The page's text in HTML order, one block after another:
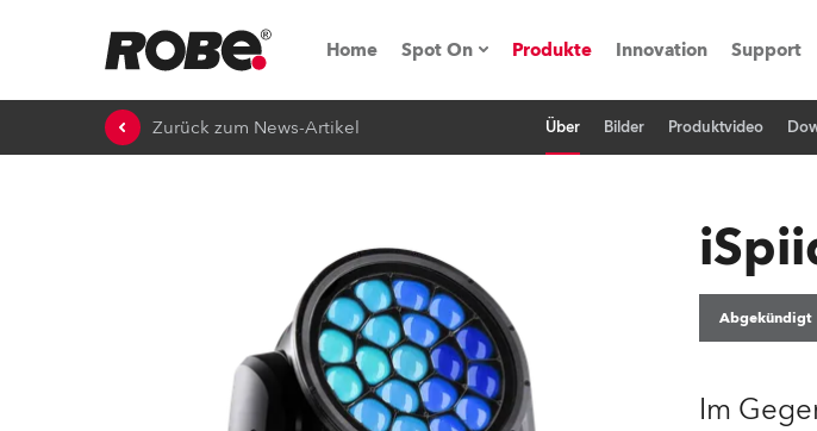
Home Spot On
Messen & Events
NRG (Next Robe Generation)
Germany
iSeries
Tipps, Tricks und Tutorials
Produkte Innovation Support
Zurück zum News-Artikel Über Bilder Produktvideo
Abgekündigt
Im